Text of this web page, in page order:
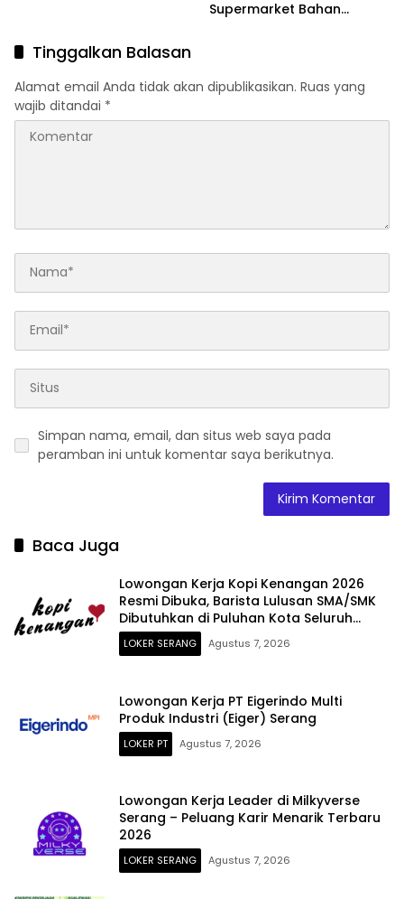
Supermarket Bahan
Tinggalkan Balasan
Alamat email Anda tidak akan dipublikasikan. Ruas yang
wajib ditandai *
Simpan nama, email, dan situs web saya pada
peramban ini untuk komentar saya berikutnya.
Baca Juga
Lowongan Kerja Kopi Kenangan 2026
Resmi Dibuka, Barista Lulusan SMA/SMK
Dibutuhkan di Puluhan Kota Seluruh
Indonesia
LOKER SERANG Agustus 7, 2026
Lowongan Kerja PT Eigerindo Multi
Produk Industri (Eiger) Serang
LOKER PT Agustus 7, 2026
Lowongan Kerja Leader di Milkyverse
Serang – Peluang Karir Menarik Terbaru
2026
LOKER SERANG Agustus 7, 2026